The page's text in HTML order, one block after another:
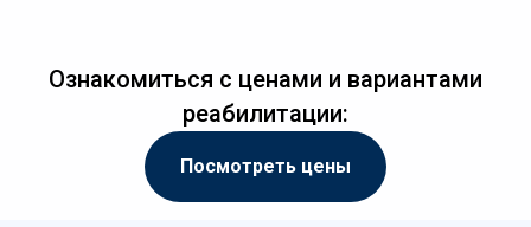
Ознакомиться с ценами и вариантами
реабилитации:
Посмотреть цены